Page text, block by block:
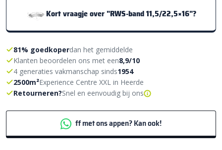
Kort vraagje over "RWS-band 11,5/22,5×16"?
81% goedkoperdan het gemiddelde
Klanten beoordelen ons met een8,9/10
4 generaties vakmanschap sinds1954
2500m²Experience Centre XXL in Heerde
Retourneren?Snel en eenvoudig bij ons
ff met ons appen? Kan ook!